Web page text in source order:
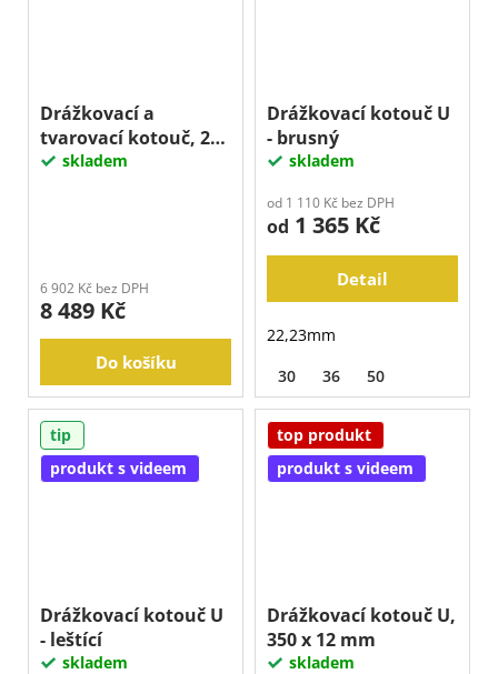
Drážkovací a
tvarovací kotouč, 250
x 10 mm
skladem
6 902 Kč bez DPH
8 489 Kč
Do košíku
Drážkovací kotouč U
- brusný
skladem
od 1 110 Kč bez DPH
od 1 365 Kč
Detail
22,23mm
30
36 50
tip
produkt s videem
Drážkovací kotouč U
- leštící
skladem
top produkt
produkt s videem
Drážkovací kotouč U,
350 x 12 mm
skladem